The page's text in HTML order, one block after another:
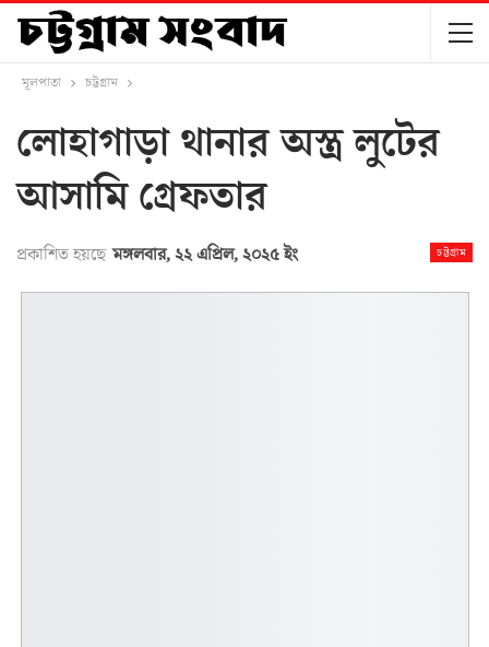
মূলপাতা চট্টগ্রাম
লোহাগাড়া থানার অস্ত্র লুটের
আসামি গ্রেফতার
চট্টগ্রাম
প্রকাশিত হয়ছে মঙ্গলবার, ২২ এপ্রিল, ২০২৫ ইং